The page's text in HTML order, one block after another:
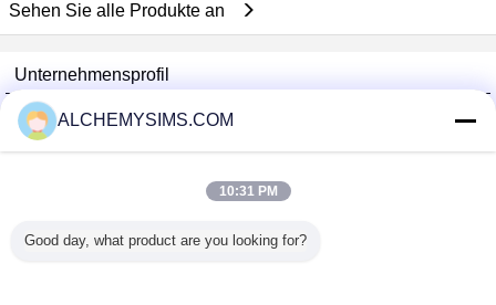
Sehen Sie alle Produkte an
Unternehmensprofil
Shenzhen City Breaker Co., Ltd.
Überprüfte Lieferanten
Verified Suplier
ALCHEMYSIMS.COM
10:31 PM
Good day, what product are you looking for?